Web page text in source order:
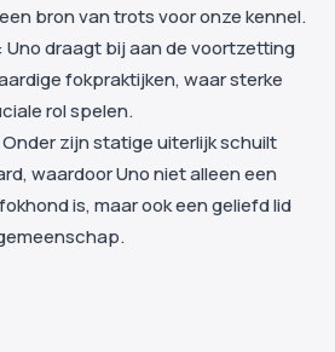
bron van trots voor onze kennel.
draagt bij aan de voortzetting
fokpraktijken, waar sterke
rol spelen.
zijn statige uiterlijk schuilt
waardoor Uno niet alleen een
is, maar ook een geliefd lid